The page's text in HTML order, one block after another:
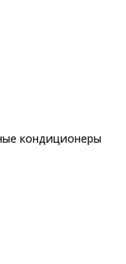
кондиционеры